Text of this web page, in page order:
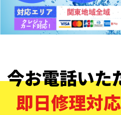
今お電話いた
即日修理対